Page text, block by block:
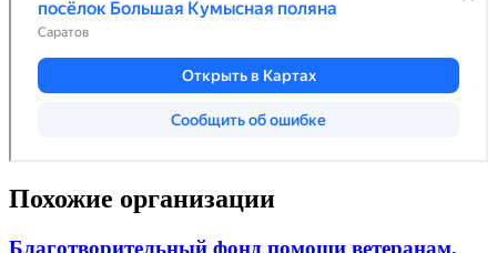
Похожие организации
Благотворительный фонд помощи ветеранам,